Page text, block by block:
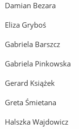
Damian Bezara
Eliza Gryboś
Gabriela Barszcz
Gabriela Pinkowska
Gerard Książek
Greta Śmietana
Halszka Wajdowicz